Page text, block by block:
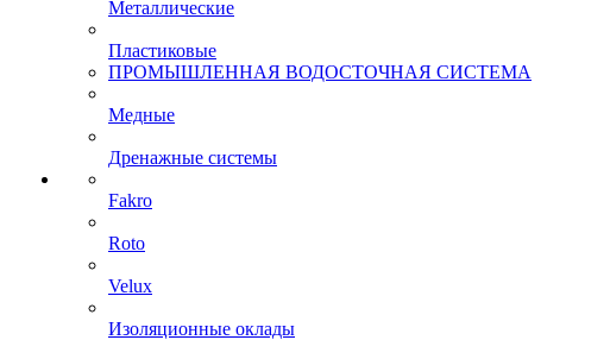
Металлические
Пластиковые
ПРОМЫШЛЕННАЯ ВОДОСТОЧНАЯ СИСТЕМА
Медные
Дренажные системы
Fakro
Roto
Velux
Изоляционные оклады